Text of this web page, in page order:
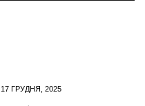
17 ГРУДНЯ, 2025